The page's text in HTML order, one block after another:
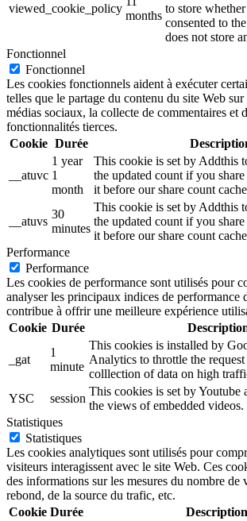
viewed_cookie_policy
months
to store
consented to
does not store
Fonctionnel
Fonctionnel
Les cookies fonctionnels aident à exécuter
telles que le partage du contenu du site Web
médias sociaux, la collecte de commentaires et
fonctionnalités tierces.
Cookie Durée
__atuvc
1 year
1
month
This cookie is set by Addthis
the updated count if you
it before our share count
__atuvs
30
minutes
This cookie is set by Addthis
the updated count if you
it before our share count
Performance
Performance
Les cookies de performance sont utilisés pour
analyser les principaux indices de performance
contribue à offrir une meilleure expérience
Cookie Durée
_gat
1
minute
This cookies is installed by
Analytics to throttle the
colllection of data on high
YSC
session
This cookies is set by Youtube
the views of embedded videos.
Statistiques
Statistiques
Les cookies analytiques sont utilisés pour
visiteurs interagissent avec le site Web. Ces
des informations sur les mesures du nombre de
rebond, de la source du trafic, etc.
Cookie Durée Description